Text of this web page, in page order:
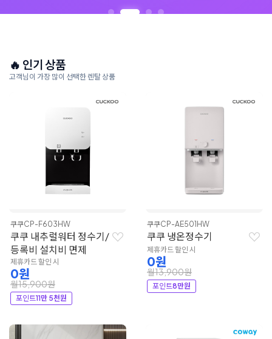
🔥 인기 상품
고객님이 가장 많이 선택한 렌탈 상품
쿠쿠CP-F603HW
쿠쿠 내추럴워터 정수기/
등록비 설치비 면제
제휴카드 할인 시
0원
월15,900원
포인트11만 5천원
쿠쿠CP-AE501HW
쿠쿠 냉온정수기
제휴카드 할인 시
0원
월13,900원
포인트8만원